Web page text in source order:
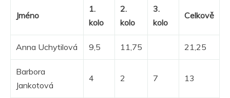
Jméno
1.
kolo
2.
kolo
3.
kolo
Celkově
Anna Uchytilová 9,5 11,75 21,25
Barbora
Jankotová
4 2 7 13